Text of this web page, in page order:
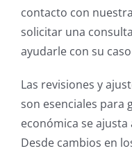
contacto con
solicitar una
ayudarle con su
Las revisiones y
son esenciales para
económica se ajusta
Desde cambios en